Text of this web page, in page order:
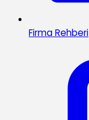
Firma Rehberi